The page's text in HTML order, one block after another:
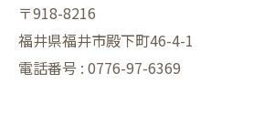
〒918-8216
福井県福井市殿下町46-4-1
電話番号 : 0776-97-6369